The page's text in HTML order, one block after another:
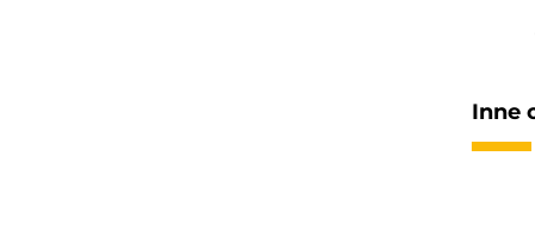
Inne